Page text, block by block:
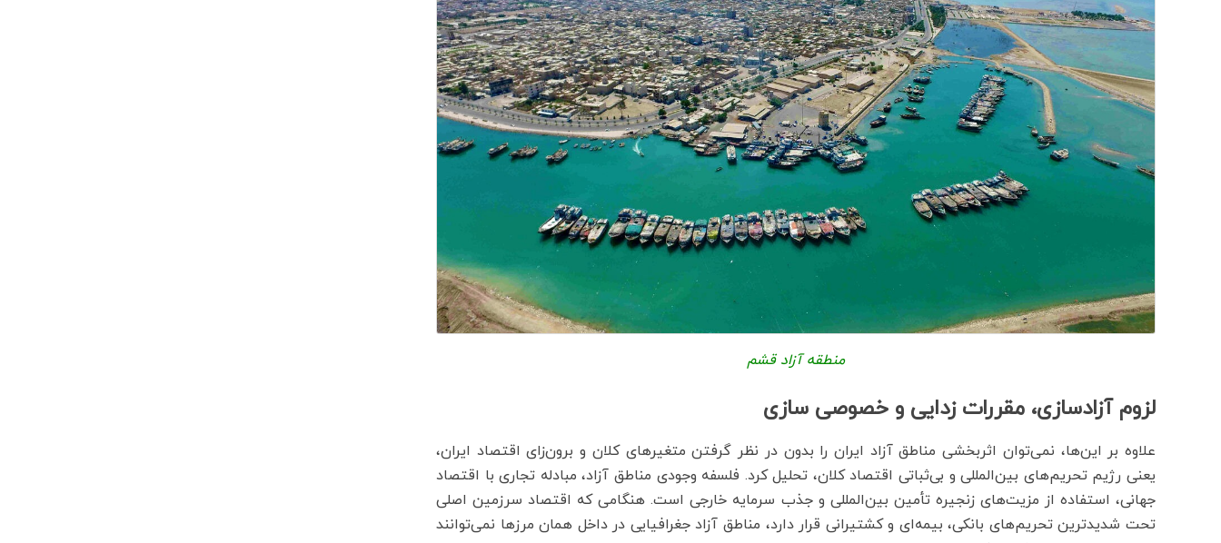
منطقه آزاد قشم
لزوم آزادسازی، مقررات زدایی و خصوصی سازی
علاوه بر این‌ها، نمی‌توان اثربخشی مناطق آزاد ایران را بدون در نظر گرفتن متغیرهای کلان و برون‌زای اقتصاد ایران،
یعنی رژیم تحریم‌های بین‌المللی و بی‌ثباتی اقتصاد کلان، تحلیل کرد. فلسفه وجودی مناطق آزاد، مبادله تجاری با اقتصاد
جهانی، استفاده از مزیت‌های زنجیره تأمین بین‌المللی و جذب سرمایه خارجی است. هنگامی که اقتصاد سرزمین اصلی
تحت شدیدترین تحریم‌های بانکی، بیمه‌ای و کشتیرانی قرار دارد، مناطق آزاد جغرافیایی در داخل همان مرزها نمی‌توانند